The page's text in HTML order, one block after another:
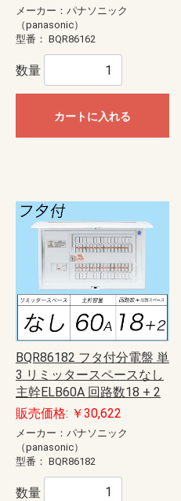
メーカー：パナソニック
（panasonic）
型番： BQR86162
数量
カートに入れる
BQR86182 フタ付分電盤 単
3 リミッタースペースなし
主幹ELB60A 回路数18 + 2
販売価格: ￥30,622
メーカー：パナソニック
（panasonic）
型番： BQR86182
数量